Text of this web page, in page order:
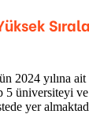
2024 yılına
5 üniversiteyi
yer